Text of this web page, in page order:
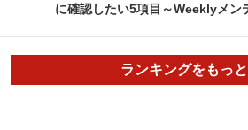
に確認したい5項目～Weeklyメン
ランキングをもっ